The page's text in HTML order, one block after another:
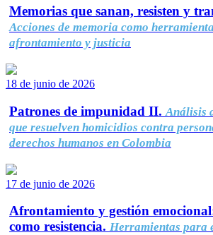
Memorias que sanan, resisten y
Acciones de memoria como
afrontamiento y justicia
18 de junio de 2026
Patrones de impunidad II. Análisis
que resuelven homicidios contra
derechos humanos en Colombia
17 de junio de 2026
Afrontamiento y gestión
como resistencia. Herramientas para